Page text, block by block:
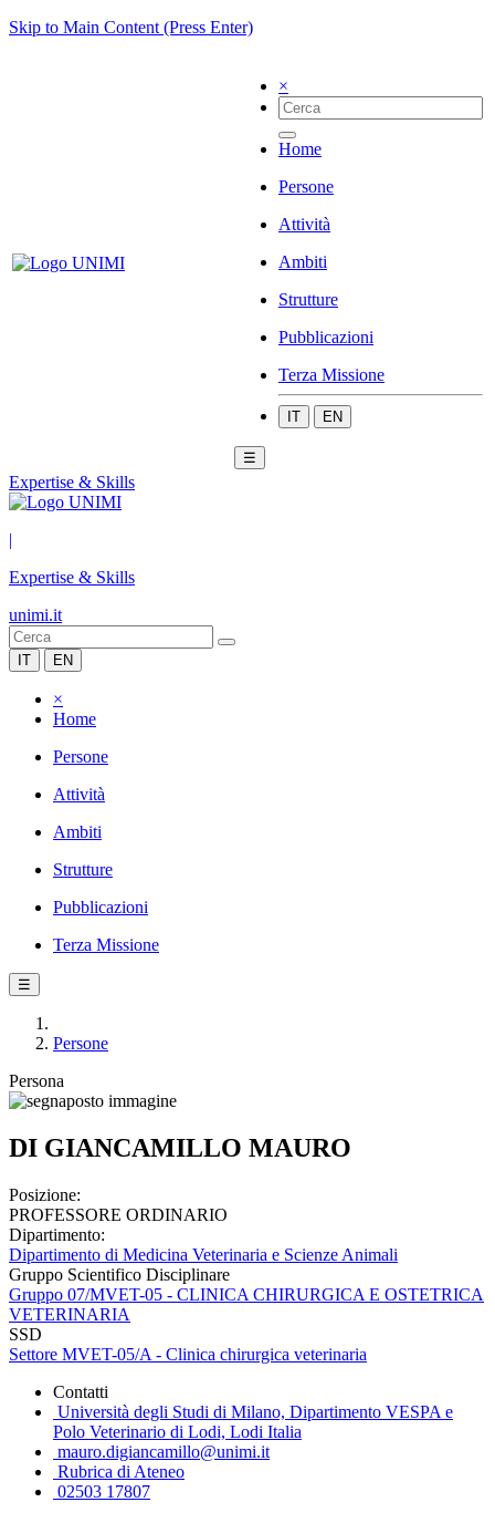
Skip to Main Content (Press Enter)
×
Home
Persone
Attività
Ambiti
Strutture
Pubblicazioni
Terza Missione
IT EN
☰
Expertise & Skills
|
Expertise & Skills
unimi.it
IT EN
×
Home
Persone
Attività
Ambiti
Strutture
Pubblicazioni
Terza Missione
☰
Persone
Persona
DI GIANCAMILLO MAURO
Posizione:
PROFESSORE ORDINARIO
Dipartimento:
Dipartimento di Medicina Veterinaria e Scienze Animali
Gruppo Scientifico Disciplinare
Gruppo 07/MVET-05 - CLINICA CHIRURGICA E OSTETRICA
VETERINARIA
SSD
Settore MVET-05/A - Clinica chirurgica veterinaria
Contatti
Università degli Studi di Milano, Dipartimento VESPA e
Polo Veterinario di Lodi, Lodi Italia
mauro.digiancamillo@unimi.it
Rubrica di Ateneo
02503 17807